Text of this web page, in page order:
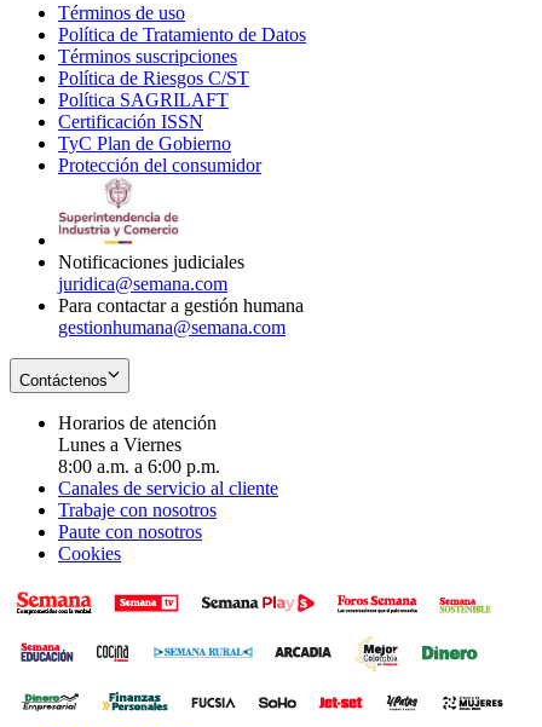
Términos de uso
in
new
window
Política de Tratamiento de Datos
Términos suscripciones
in
Política de Riesgos C/ST
Política SAGRILAFT
new
window
Certificación ISSN
in
new
TyC Plan de Gobierno
in
Protección del consumidorOpens
Notificaciones judiciales
juridica@semana.com
Para contactar a gestión humana
gestionhumana@semana.com
Contáctenos
Horarios de atención
Lunes a Viernes
8:00 a.m. a 6:00 p.m.
Canales de servicio al cliente
Trabaje con nosotros
Paute con nosotros
Cookies